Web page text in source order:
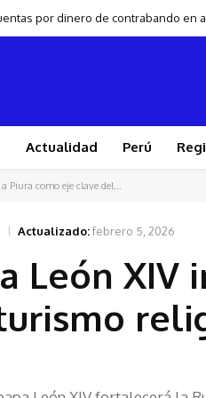
por dinero de contrabando
Actualidad Perú
Piura como eje clave del...
Actualizado:febrero 5, 2026
León XIV